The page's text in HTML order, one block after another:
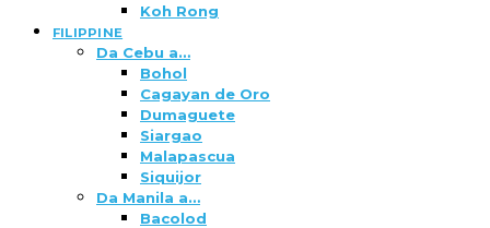
Koh Rong
FILIPPINE
Da Cebu a…
Bohol
Cagayan de Oro
Dumaguete
Siargao
Malapascua
Siquijor
Da Manila a…
Bacolod